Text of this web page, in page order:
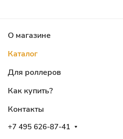
О магазине
Каталог
Для роллеров
Как купить?
Контакты
+7 495 626-87-41